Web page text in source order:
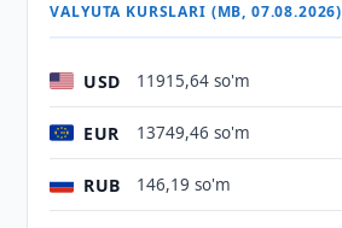
VALYUTA KURSLARI (MB, 07.08.2026)
USD 11915,64 so'm
EUR 13749,46 so'm
RUB 146,19 so'm